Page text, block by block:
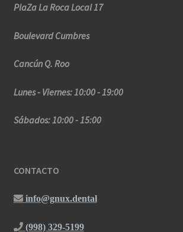
PlaZa La Roca Local 17
Boulevard Cumbres
Cancún Q. Roo
Lunes - Viernes: 10:00 - 19:00
Sábados: 10:00 - 15:00
CONTACTO
info@gnux.dental
(998) 329-5199